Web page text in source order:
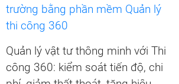
trường bằng phần mềm Quản lý
thi công 360
Quản lý vật tư thông minh với Thi
công 360: kiểm soát tiến độ, chi